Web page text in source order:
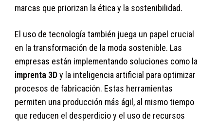
marcas que priorizan la ética y la sostenibilidad.
El uso de tecnología también juega un papel crucial
en la transformación de la moda sostenible. Las
empresas están implementando soluciones como la
imprenta 3Dy la inteligencia artificial para optimizar
procesos de fabricación. Estas herramientas
permiten una producción más ágil, al mismo tiempo
que reducen el desperdicio y el uso de recursos